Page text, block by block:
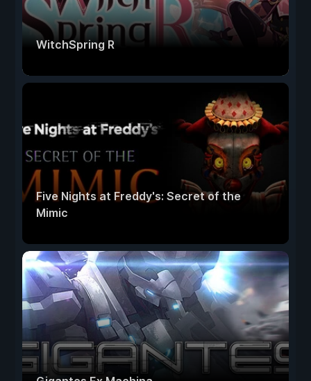
WitchSpring R
Five Nights at Freddy's: Secret of the
Mimic